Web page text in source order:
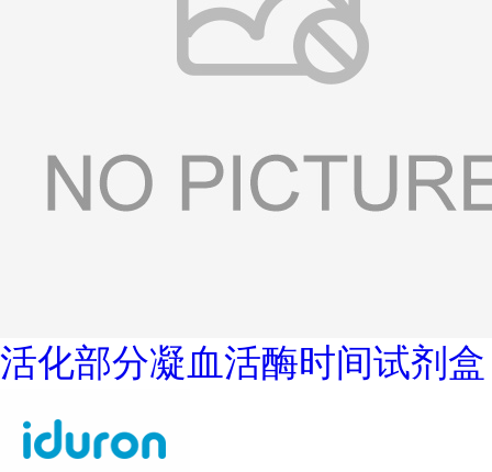
活化部分凝血活酶时间试剂盒